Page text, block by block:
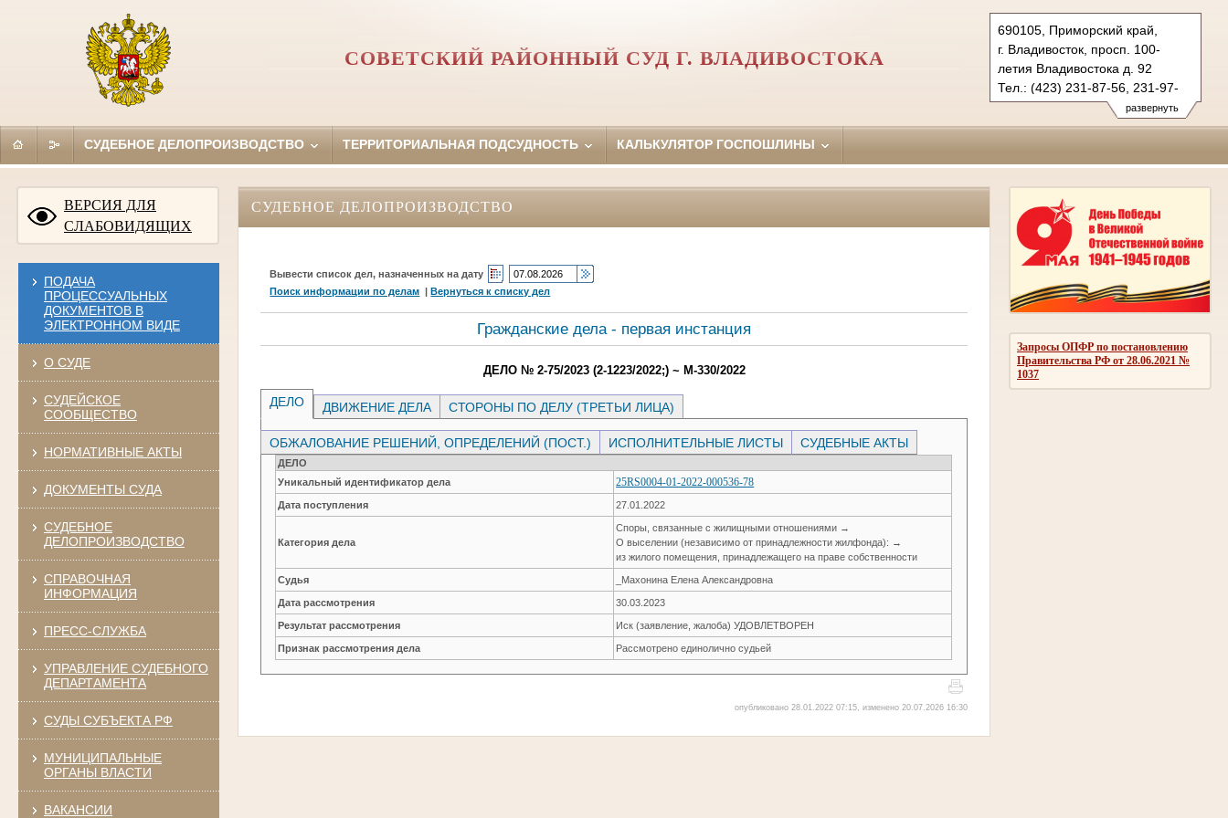
развернуть
690105, Приморский край,
г. Владивосток, просп. 100-
летия Владивостока д. 92
Тел.: (423) 231-87-56, 231-97-
33 (ф.)
sovetsky.prm@sudrf.ru
СОВЕТСКИЙ РАЙОННЫЙ СУД Г. ВЛАДИВОСТОКА
СУДЕБНОЕ ДЕЛОПРОИЗВОДСТВО ТЕРРИТОРИАЛЬНАЯ ПОДСУДНОСТЬ КАЛЬКУЛЯТОР ГОСПОШЛИНЫ
ВЕРСИЯ ДЛЯ
СЛАБОВИДЯЩИХ
ПОДАЧА
ПРОЦЕССУАЛЬНЫХ
ДОКУМЕНТОВ В
ЭЛЕКТРОННОМ ВИДЕ
О СУДЕ
СУДЕЙСКОЕ
СООБЩЕСТВО
НОРМАТИВНЫЕ АКТЫ
ДОКУМЕНТЫ СУДА
СУДЕБНОЕ
ДЕЛОПРОИЗВОДСТВО
СПРАВОЧНАЯ
ИНФОРМАЦИЯ
ПРЕСС-СЛУЖБА
УПРАВЛЕНИЕ СУДЕБНОГО
ДЕПАРТАМЕНТА
СУДЫ СУБЪЕКТА РФ
МУНИЦИПАЛЬНЫЕ
ОРГАНЫ ВЛАСТИ
ВАКАНСИИ
Запросы ОПФР по постановлению
Правительства РФ от 28.06.2021 №
1037
СУДЕБНОЕ ДЕЛОПРОИЗВОДСТВО
Вывести список дел, назначенных на дату
Поиск информации по делам |Вернуться к списку дел
Гражданские дела - первая инстанция
ДЕЛО № 2-75/2023 (2-1223/2022;) ~ М-330/2022
ДЕЛО ДВИЖЕНИЕ ДЕЛА СТОРОНЫ ПО ДЕЛУ (ТРЕТЬИ ЛИЦА)
ОБЖАЛОВАНИЕ РЕШЕНИЙ, ОПРЕДЕЛЕНИЙ (ПОСТ.) ИСПОЛНИТЕЛЬНЫЕ ЛИСТЫ СУДЕБНЫЕ АКТЫ
ДЕЛО
Уникальный идентификатор дела
25RS0004-01-2022-000536-78
Дата поступления 27.01.2022
Категория дела
Споры, связанные с жилищными отношениями →
О выселении (независимо от принадлежности жилфонда): →
из жилого помещения, принадлежащего на праве собственности
Судья _Махонина Елена Александровна
Дата рассмотрения 30.03.2023
Результат рассмотрения Иск (заявление, жалоба) УДОВЛЕТВОРЕН
Признак рассмотрения дела Рассмотрено единолично судьей
опубликовано 28.01.2022 07:15, изменено 20.07.2026 16:30